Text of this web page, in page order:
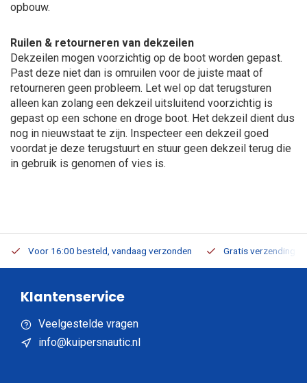
opbouw.
Ruilen & retourneren van dekzeilen
Dekzeilen mogen voorzichtig op de boot worden gepast.
Past deze niet dan is omruilen voor de juiste maat of
retourneren geen probleem. Let wel op dat terugsturen
alleen kan zolang een dekzeil uitsluitend voorzichtig is
gepast op een schone en droge boot. Het dekzeil dient dus
nog in nieuwstaat te zijn. Inspecteer een dekzeil goed
voordat je deze terugstuurt en stuur geen dekzeil terug die
in gebruik is genomen of vies is.
Voor 16:00 besteld, vandaag verzonden Gratis verzending
Klantenservice
Veelgestelde vragen
info@kuipersnautic.nl